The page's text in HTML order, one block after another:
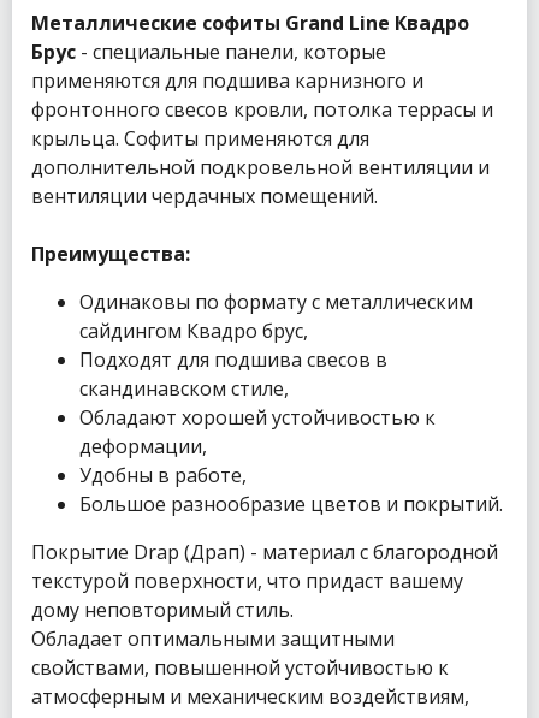
Металлические софиты Grand Line Квадро
Брус - специальные панели, которые
применяются для подшива карнизного и
фронтонного свесов кровли, потолка террасы и
крыльца. Софиты применяются для
дополнительной подкровельной вентиляции и
вентиляции чердачных помещений.
Преимущества:
Одинаковы по формату с металлическим
сайдингом Квадро брус,
Подходят для подшива свесов в
скандинавском стиле,
Обладают хорошей устойчивостью к
деформации,
Удобны в работе,
Большое разнообразие цветов и покрытий.
Покрытие Drap (Драп) - материал с благородной
текстурой поверхности, что придаст вашему
дому неповторимый стиль.
Обладает оптимальными защитными
свойствами, повышенной устойчивостью к
атмосферным и механическим воздействиям,